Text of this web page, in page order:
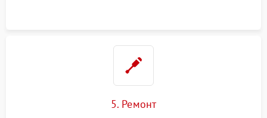
5. Ремонт